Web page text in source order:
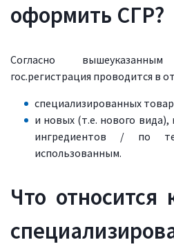
оформить СГР?
Согласно
гос.регистрация проводится в
специализированных
и новых (т.е. нового
ингредиентов / по
использованным.
Что относится